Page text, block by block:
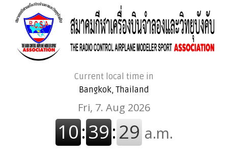
Current local time in
Bangkok, Thailand